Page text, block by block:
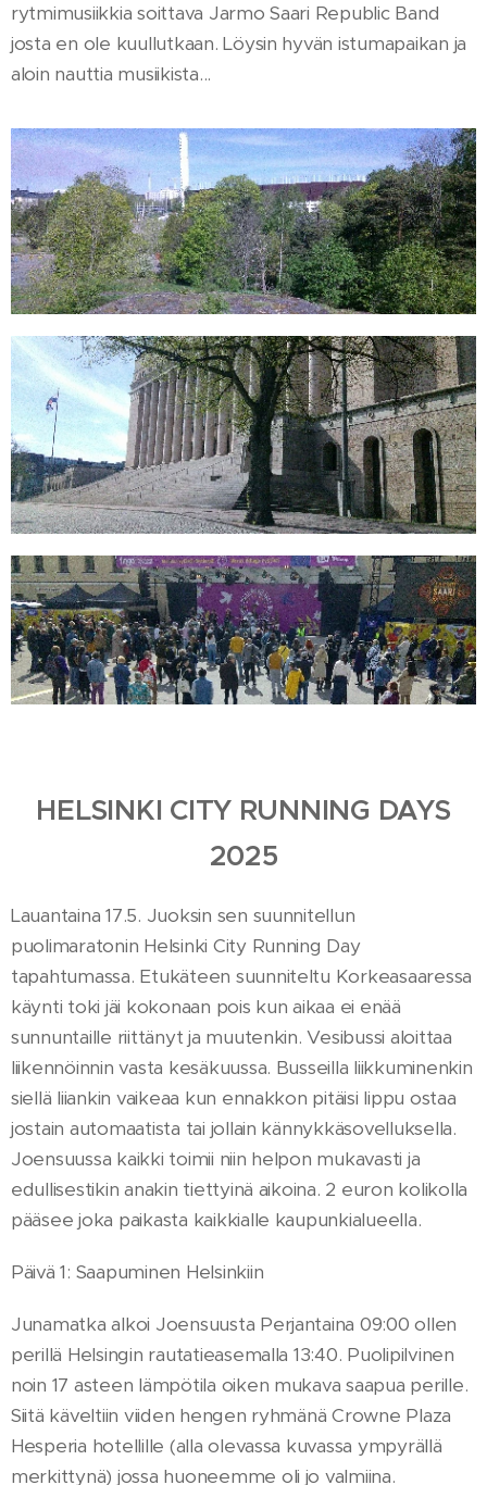
rytmimusiikkia soittava Jarmo Saari Republic Band
josta en ole kuullutkaan. Löysin hyvän istumapaikan ja
aloin nauttia musiikista...
HELSINKI CITY RUNNING DAYS
2025
Lauantaina 17.5. Juoksin sen suunnitellun
puolimaratonin Helsinki City Running Day
tapahtumassa. Etukäteen suunniteltu Korkeasaaressa
käynti toki jäi kokonaan pois kun aikaa ei enää
sunnuntaille riittänyt ja muutenkin. Vesibussi aloittaa
liikennöinnin vasta kesäkuussa. Busseilla liikkuminenkin
siellä liiankin vaikeaa kun ennakkon pitäisi lippu ostaa
jostain automaatista tai jollain kännykkäsovelluksella.
Joensuussa kaikki toimii niin helpon mukavasti ja
edullisestikin anakin tiettyinä aikoina. 2 euron kolikolla
pääsee joka paikasta kaikkialle kaupunkialueella.
Päivä 1: Saapuminen Helsinkiin
Junamatka alkoi Joensuusta Perjantaina 09:00 ollen
perillä Helsingin rautatieasemalla 13:40. Puolipilvinen
noin 17 asteen lämpötila oiken mukava saapua perille.
Siitä käveltiin viiden hengen ryhmänä Crowne Plaza
Hesperia hotellille (alla olevassa kuvassa ympyrällä
merkittynä) jossa huoneemme oli jo valmiina.